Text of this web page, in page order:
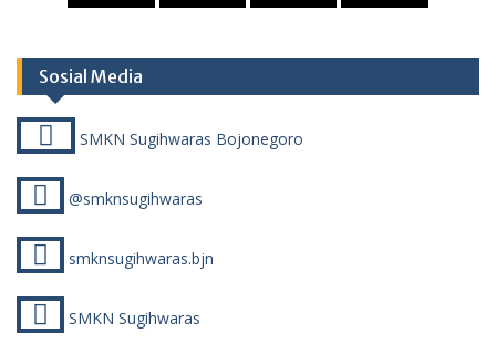
Sosial Media
SMKN Sugihwaras Bojonegoro
@smknsugihwaras
smknsugihwaras.bjn
SMKN Sugihwaras